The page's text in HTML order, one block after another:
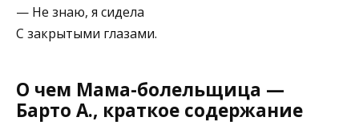
— Не знаю, я сидела
С закрытыми глазами.
О чем Мама-болельщица —
Барто А., краткое содержание